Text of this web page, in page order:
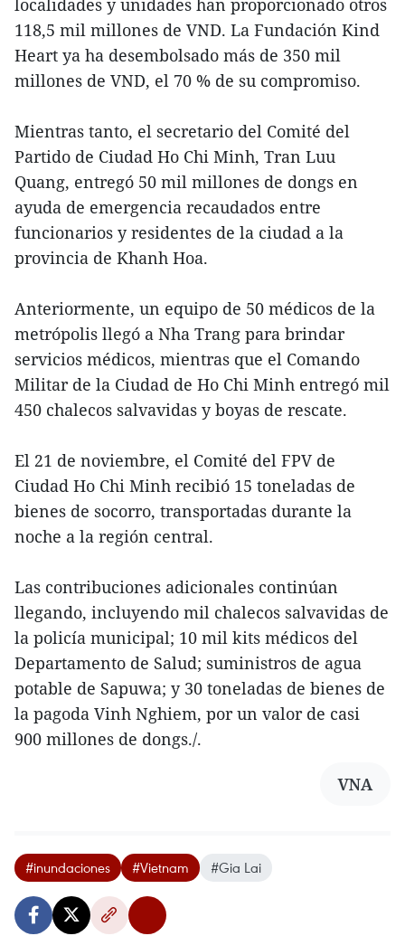
localidades y unidades han proporcionado otros
118,5 mil millones de VND. La Fundación Kind
Heart ya ha desembolsado más de 350 mil
millones de VND, el 70 % de su compromiso.
Mientras tanto, el secretario del Comité del
Partido de Ciudad Ho Chi Minh, Tran Luu
Quang, entregó 50 mil millones de dongs en
ayuda de emergencia recaudados entre
funcionarios y residentes de la ciudad a la
provincia de Khanh Hoa.
Anteriormente, un equipo de 50 médicos de la
metrópolis llegó a Nha Trang para brindar
servicios médicos, mientras que el Comando
Militar de la Ciudad de Ho Chi Minh entregó mil
450 chalecos salvavidas y boyas de rescate.
El 21 de noviembre, el Comité del FPV de
Ciudad Ho Chi Minh recibió 15 toneladas de
bienes de socorro, transportadas durante la
noche a la región central.
Las contribuciones adicionales continúan
llegando, incluyendo mil chalecos salvavidas de
la policía municipal; 10 mil kits médicos del
Departamento de Salud; suministros de agua
potable de Sapuwa; y 30 toneladas de bienes de
la pagoda Vinh Nghiem, por un valor de casi
900 millones de dongs./.
VNA
#inundaciones #Vietnam #Gia Lai